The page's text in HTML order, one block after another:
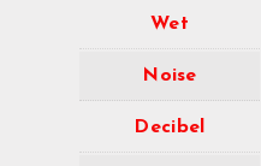
Wet
Noise
Decibel